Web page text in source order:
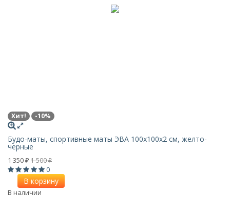
Хит! -10%
Будо-маты, спортивные маты ЭВА 100х100x2 см, желто-
черные
1 350 ₽ 1 500₽
0
В корзину
В наличии